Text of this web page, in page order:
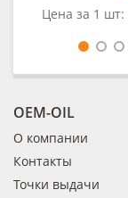
Цена за 1 шт:
OEM-OIL
О компании
Контакты
Точки выдачи